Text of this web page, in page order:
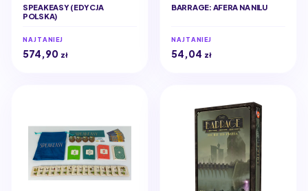
SPEAKEASY (EDYCJA
POLSKA)
NAJTANIEJ
574,90 zł
BARRAGE: AFERA NA NILU
NAJTANIEJ
54,04 zł